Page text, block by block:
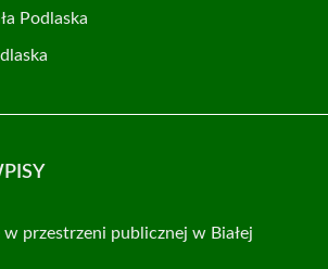
Podlaska
przestrzeni publicznej w Białej